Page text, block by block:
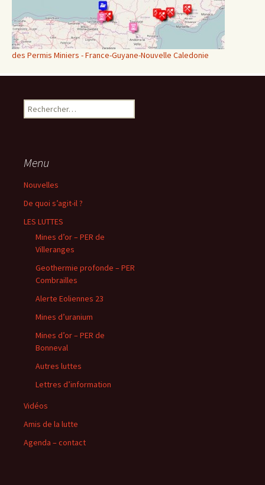
des Permis Miniers - France-Guyane-Nouvelle Caledonie
Rechercher :
Menu
Nouvelles
De quoi s’agit-il ?
LES LUTTES
Mines d’or – PER de
Villeranges
Geothermie profonde – PER
Combrailles
Alerte Eoliennes 23
Mines d’uranium
Mines d’or – PER de
Bonneval
Autres luttes
Lettres d’information
Vidéos
Amis de la lutte
Agenda – contact